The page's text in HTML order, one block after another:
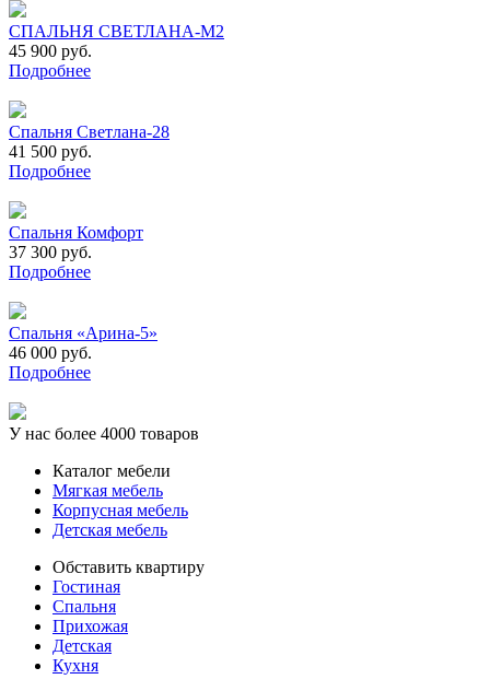
СПАЛЬНЯ СВЕТЛАНА-М2
45 900 руб.
Подробнее
Спальня Светлана-28
41 500 руб.
Подробнее
Спальня Комфорт
37 300 руб.
Подробнее
Спальня «Арина-5»
46 000 руб.
Подробнее
У нас более 4000 товаров
Каталог мебели
Мягкая мебель
Корпусная мебель
Детская мебель
Обставить квартиру
Гостиная
Спальня
Прихожая
Детская
Кухня